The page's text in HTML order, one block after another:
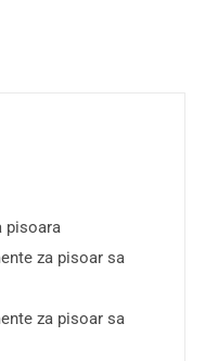
pisoara
za pisoar sa
za pisoar sa